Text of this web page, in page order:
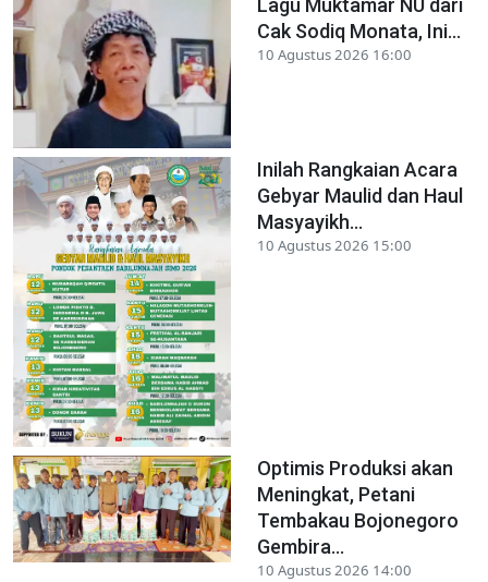
Lagu Muktamar NU dari
Cak Sodiq Monata, Ini...
10 Agustus 2026 16:00
Inilah Rangkaian Acara
Gebyar Maulid dan Haul
Masyayikh...
10 Agustus 2026 15:00
Optimis Produksi akan
Meningkat, Petani
Tembakau Bojonegoro
Gembira...
10 Agustus 2026 14:00